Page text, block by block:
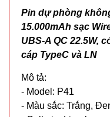
Pin dự phòng
15.000mAh sạc
UBS-A QC 22.5W,
cáp TypeC và LN
Mô tả:
- Model: P41
- Màu sắc: Trắng,